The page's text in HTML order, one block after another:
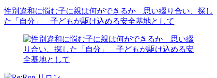
性別違和に悩む子に親は何ができるか 思い綴り合い、探し
た「自分」 子どもが駆け込める安全基地として